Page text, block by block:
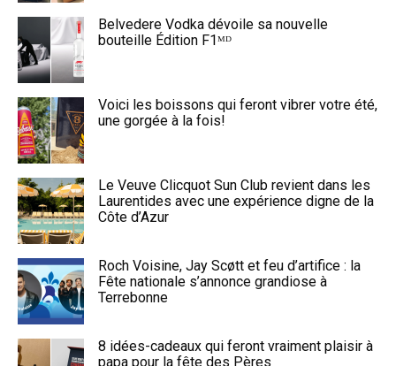
Belvedere Vodka dévoile sa nouvelle
bouteille Édition F1ᴹᴰ
Voici les boissons qui feront vibrer votre été,
une gorgée à la fois!
Le Veuve Clicquot Sun Club revient dans les
Laurentides avec une expérience digne de la
Côte d’Azur
Roch Voisine, Jay Scøtt et feu d’artifice : la
Fête nationale s’annonce grandiose à
Terrebonne
8 idées-cadeaux qui feront vraiment plaisir à
papa pour la fête des Pères